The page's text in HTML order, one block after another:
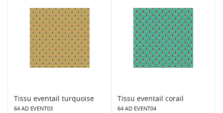
Tissu eventail turquoise
64 AD EVENT03
Tissu eventail corail
64 AD EVENT04